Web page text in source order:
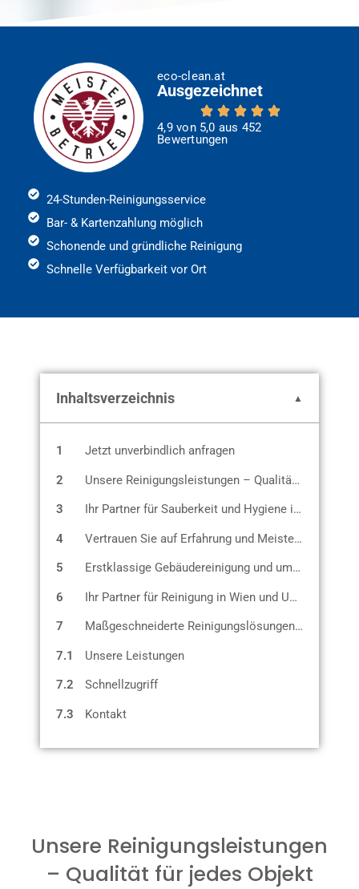
eco-clean.at
Ausgezeichnet
4,9 von 5,0 aus 452
Bewertungen
24-Stunden-Reinigungsservice
Bar- & Kartenzahlung möglich
Schonende und gründliche Reinigung
Schnelle Verfügbarkeit vor Ort
Inhaltsverzeichnis
1 Jetzt unverbindlich anfragen
2 Unsere Reinigungsleistungen – Qualität für jedes Objekt
3 Ihr Partner für Sauberkeit und Hygiene in 1020 Wien
4 Vertrauen Sie auf Erfahrung und Meisterqualität
5 Erstklassige Gebäudereinigung und umfassende Reinigungslösungen in 1020 Wien und Niederösterreich
6 Ihr Partner für Reinigung in Wien und Umgebung
7 Maßgeschneiderte Reinigungslösungen für Wien und Niederösterreich
7.1 Unsere Leistungen
7.2 Schnellzugriff
7.3 Kontakt
Unsere Reinigungsleistungen
– Qualität für jedes Objekt